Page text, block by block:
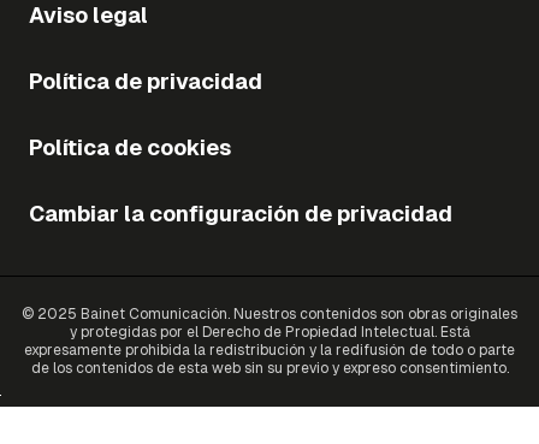
Aviso legal
Política de privacidad
Política de cookies
Cambiar la configuración de privacidad
© 2025 Bainet Comunicación. Nuestros contenidos son obras originales
y protegidas por el Derecho de Propiedad Intelectual. Está
expresamente prohibida la redistribución y la redifusión de todo o parte
de los contenidos de esta web sin su previo y expreso consentimiento.